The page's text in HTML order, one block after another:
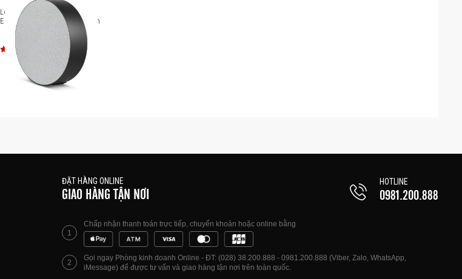
Loa không dây B&O Beosound
Edge Anthracite Limited Edition
ĐẶT HÀNG ONLINE
GIAO HÀNG TẬN NƠI
HOTLINE
0981.200.888
1
Chấp nhận thanh toán trực tiếp, chuyển khoản hoặc online bằng
2
Gọi ngay Phòng kinh doanh Online - ĐT: (028) 38.200.888 - 0981.200.888 (Viber, Zalo, WhatsApp,
iMessage) để được tư vấn và giao hàng tận nơi trên toàn quốc.